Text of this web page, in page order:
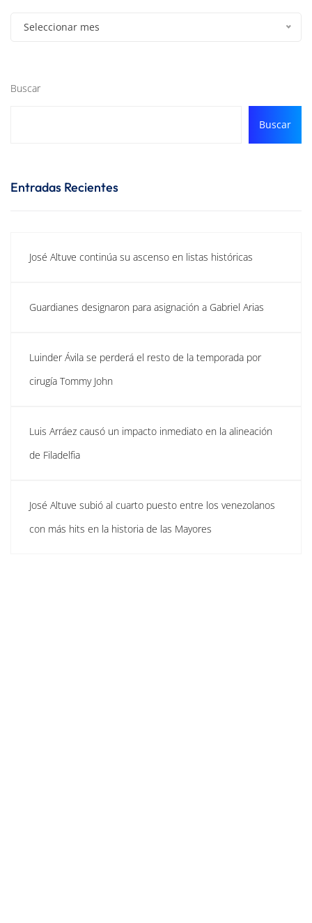
Seleccionar mes
Buscar
Buscar
Entradas Recientes
José Altuve continúa su ascenso en listas históricas
Guardianes designaron para asignación a Gabriel Arias
Luinder Ávila se perderá el resto de la temporada por
cirugía Tommy John
Luis Arráez causó un impacto inmediato en la alineación
de Filadelfia
José Altuve subió al cuarto puesto entre los venezolanos
con más hits en la historia de las Mayores